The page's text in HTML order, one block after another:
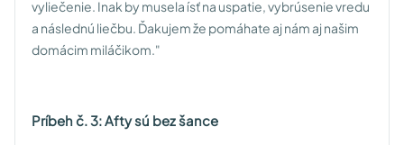
vyliečenie. Inak by musela ísť na uspatie, vybrúsenie vredu
a následnú liečbu. Ďakujem že pomáhate aj nám aj našim
domácim miláčikom."
Príbeh č. 3: Afty sú bez šance